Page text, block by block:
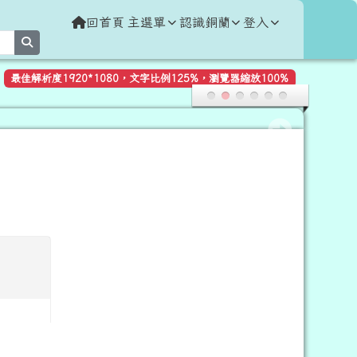
回首頁 主選單 認識銅蘭 登入
最佳解析度1920*1080，文字比例125%，瀏覽器縮放100%